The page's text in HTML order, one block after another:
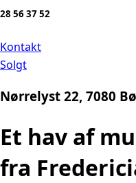
28 56 37 52
Kontakt
Solgt
Nørrelyst 22, 7080
Et hav af
fra